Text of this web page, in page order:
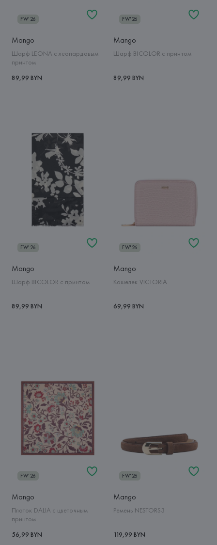
FW'26
Mango
Шарф LEONA с леопардовым
принтом
89,99 BYN
FW'26
Mango
Шарф BICOLOR с принтом
89,99 BYN
FW'26
Mango
Шарф BICOLOR с принтом
89,99 BYN
FW'26
Mango
Кошелек VICTORIA
69,99 BYN
FW'26
Mango
Платок DALIA с цветочным
принтом
56,99 BYN
FW'26
Mango
Ремень NESTORS3
119,99 BYN